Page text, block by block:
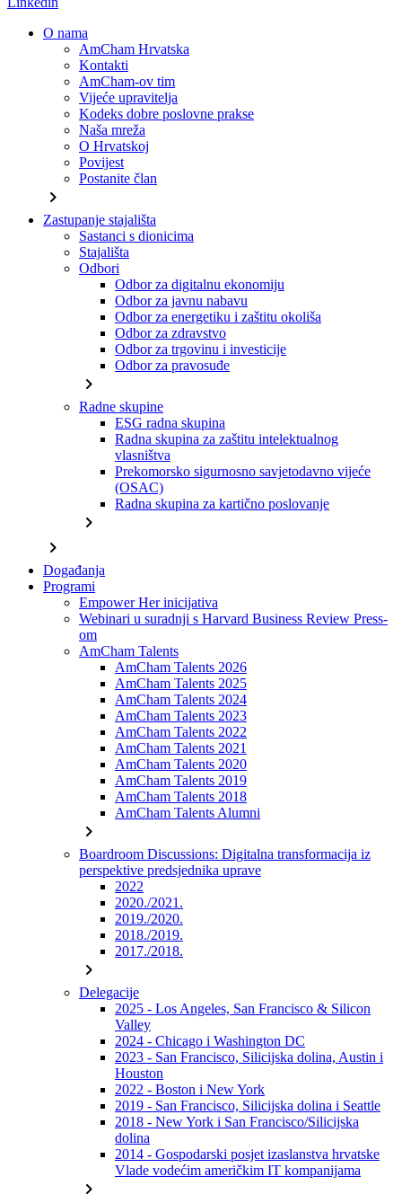
O nama
AmCham Hrvatska
Kontakti
AmCham-ov tim
Vijeće upravitelja
Kodeks dobre poslovne prakse
Naša mreža
O Hrvatskoj
Povijest
Postanite član
chevron_right
Zastupanje stajališta
Sastanci s dionicima
Stajališta
Odbori
Odbor za digitalnu ekonomiju
Odbor za javnu nabavu
Odbor za energetiku i zaštitu okoliša
Odbor za zdravstvo
Odbor za trgovinu i investicije
Odbor za pravosuđe
chevron_right
Radne skupine
ESG radna skupina
Radna skupina za zaštitu intelektualnog
vlasništva
Prekomorsko sigurnosno savjetodavno vijeće
(OSAC)
Radna skupina za kartično poslovanje
chevron_right
chevron_right
Događanja
Programi
Empower Her inicijativa
Webinari u suradnji s Harvard Business Review Press-
om
AmCham Talents
AmCham Talents 2026
AmCham Talents 2025
AmCham Talents 2024
AmCham Talents 2023
AmCham Talents 2022
AmCham Talents 2021
AmCham Talents 2020
AmCham Talents 2019
AmCham Talents 2018
AmCham Talents Alumni
chevron_right
Boardroom Discussions: Digitalna transformacija iz
perspektive predsjednika uprave
2022
2020./2021.
2019./2020.
2018./2019.
2017./2018.
chevron_right
Delegacije
2025 - Los Angeles, San Francisco & Silicon
Valley
2024 - Chicago i Washington DC
2023 - San Francisco, Silicijska dolina, Austin i
Houston
2022 - Boston i New York
2019 - San Francisco, Silicijska dolina i Seattle
2018 - New York i San Francisco/Silicijska
dolina
2014 - Gospodarski posjet izaslanstva hrvatske
Vlade vodećim američkim IT kompanijama
chevron_right